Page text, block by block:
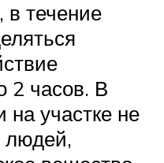
течение
2 часов. В
на участке не
людей,